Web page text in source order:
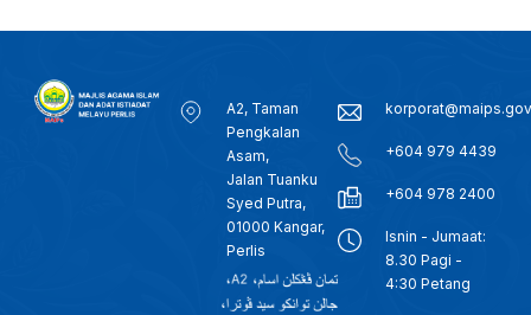
A2, Taman
Pengkalan
Asam,
Jalan Tuanku
Syed Putra,
01000 Kangar,
Perlis
+604 979 4439
+604 978 2400
Isnin - Jumaat:
8.30 Pagi -
4:30 Petang